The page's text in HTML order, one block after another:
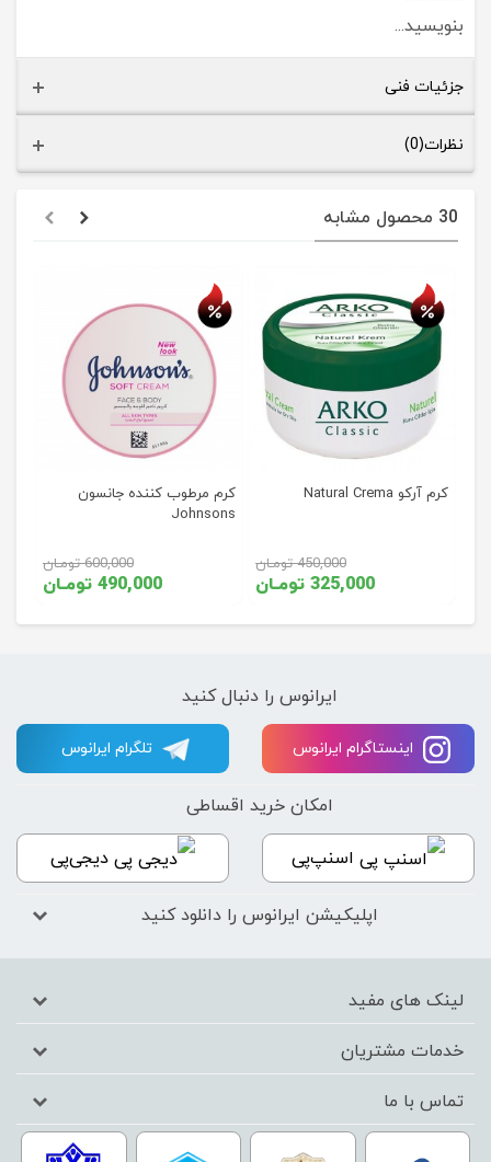
بنویسید...
جزئیات فنی
نظرات(0)
30 محصول مشابه
کرم مرطوب کننده جانسون
Johnsons
490,000 تومـان
600,000 تومـان
حراج
کرم آرکو Natural Crema
325,000 تومـان
450,000 تومـان
ایرانوس را دنبال کنید
تلگرام ایرانوس اینستاگرام ایرانوس
امکان خرید اقساطی
اسنپ‌پی دیجی‌پی
اپلیکیشن ایرانوس را دانلود کنید
لینک های مفید
خدمات مشتریان
تماس با ما